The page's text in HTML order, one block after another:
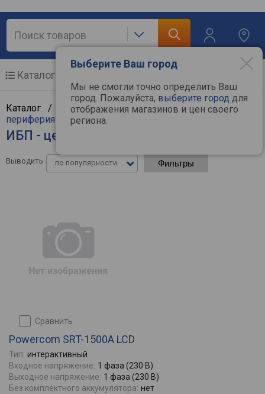
Выберите Ваш город
Мы не смогли точно определить Ваш
город. Пожалуйста, выберите город для
отображения магазинов и цен своего
региона.
Каталог
Каталог / Компьютерная техника/ Компьютерная
периферия /ИБП
ИБП - цены в интернет-магазинах
Выводить по популярности Фильтры
сравнить
Powercom SRT-1500A LCD
Тип: интерактивный
Входное напряжение: 1 фаза (230 В)
Выходное напряжение: 1 фаза (230 В)
Без комплектного аккумулятора: нет